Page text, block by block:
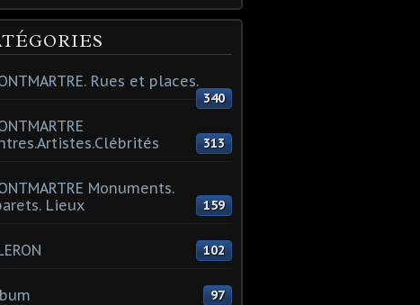
Rues et places.
340
313
Monuments.
Lieux
159
102
97